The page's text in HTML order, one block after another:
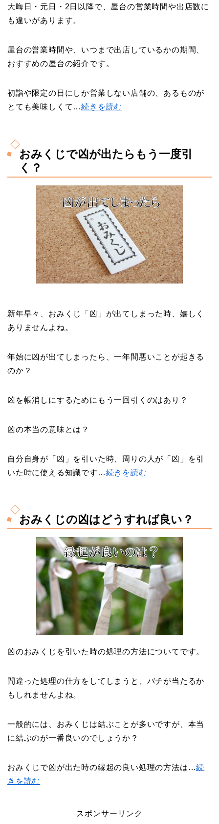
大晦日・元日・2日以降で、屋台の営業時間や出店数に
も違いがあります。
屋台の営業時間や、いつまで出店しているかの期間、
おすすめの屋台の紹介です。
初詣や限定の日にしか営業しない店舗の、あるものが
とても美味しくて…続きを読む
おみくじで凶が出たらもう一度引
く？
新年早々、おみくじ「凶」が出てしまった時、嬉しく
ありませんよね。
年始に凶が出てしまったら、一年間悪いことが起きる
のか？
凶を帳消しにするためにもう一回引くのはあり？
凶の本当の意味とは？
自分自身が「凶」を引いた時、周りの人が「凶」を引
いた時に使える知識です…続きを読む
おみくじの凶はどうすれば良い？
凶のおみくじを引いた時の処理の方法についてです。
間違った処理の仕方をしてしまうと、バチが当たるか
もしれませんよね。
一般的には、おみくじは結ぶことが多いですが、本当
に結ぶのが一番良いのでしょうか？
おみくじで凶が出た時の縁起の良い処理の方法は…続
きを読む
スポンサーリンク